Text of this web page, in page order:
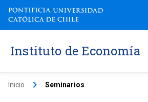
Instituto de Economía
Inicio keyboard_arrow_right Seminarios